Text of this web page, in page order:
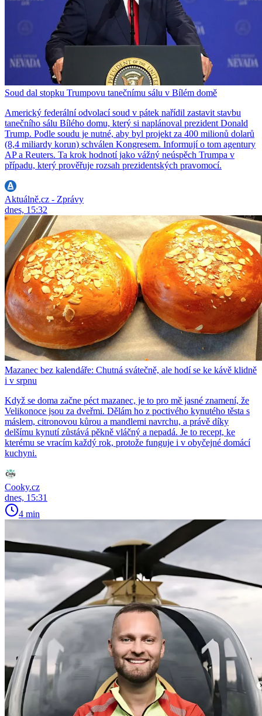
Soud dal stopku Trumpovu tanečnímu sálu v Bílém domě
Americký federální odvolací soud v pátek nařídil zastavit stavbu
tanečního sálu Bílého domu, který si naplánoval prezident Donald
Trump. Podle soudu je nutné, aby byl projekt za 400 milionů dolarů
(8,4 miliardy korun) schválen Kongresem. Informují o tom agentury
AP a Reuters. Ta krok hodnotí jako vážný neúspěch Trumpa v
případu, který prověřuje rozsah prezidentských pravomocí.
Aktuálně.cz - Zprávy
dnes, 15:32
Mazanec bez kalendáře: Chutná svátečně, ale hodí se ke kávě klidně
i v srpnu
Když se doma začne péct mazanec, je to pro mě jasné znamení, že
Velikonoce jsou za dveřmi. Dělám ho z poctivého kynutého těsta s
máslem, citronovou kůrou a mandlemi navrchu, a právě díky
delšímu kynutí zůstává pěkně vláčný a nepadá. Je to recept, ke
kterému se vracím každý rok, protože funguje i v obyčejné domácí
kuchyni.
Cooky.cz
dnes, 15:31
4 min